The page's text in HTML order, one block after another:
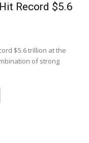
Record $5.6
$5.6 trillion at the
of strong